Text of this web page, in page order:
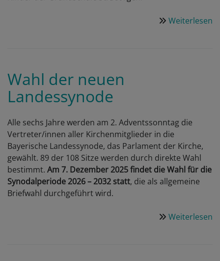
Weiterlesen
Wahl der neuen
Landessynode
Alle sechs Jahre werden am 2. Adventssonntag die
Vertreter/innen aller Kirchenmitglieder in die
Bayerische Landessynode, das Parlament der Kirche,
gewählt. 89 der 108 Sitze werden durch direkte Wahl
bestimmt. Am 7. Dezember 2025 findet die Wahl für die
Synodalperiode 2026 – 2032 statt, die als allgemeine
Briefwahl durchgeführt wird.
Weiterlesen